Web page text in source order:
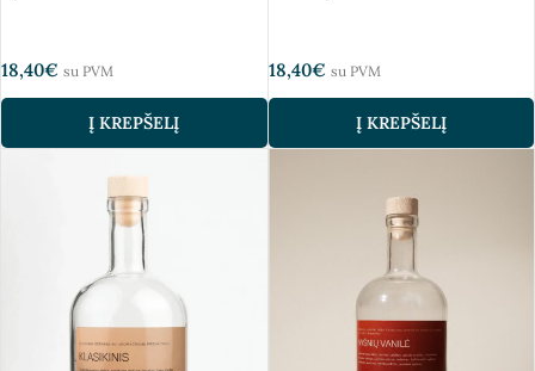
18,40€ su PVM
Į KREPŠELĮ
18,40€ su PVM
Į KREPŠELĮ